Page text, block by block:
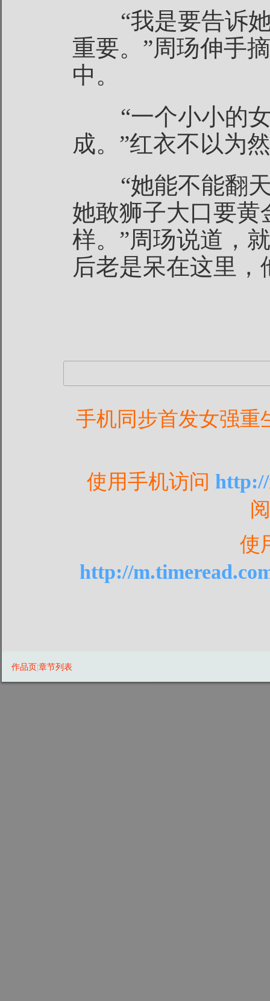
“我是要告诉她
重要。”周玚伸手
中。
“一个小小的女
成。”红衣不以为
“她能不能翻天
她敢狮子大口要黄
样。”周玚说道，
后老是呆在这里
手机同步首发女强重
使用手机访问
使
http://
作品页 章节列表